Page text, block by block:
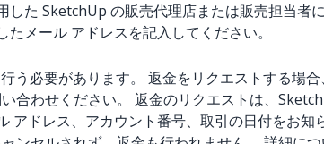
た SketchUp の販売代理店または販売担当者
メール アドレスを記入してください。
う必要があります。 返金をリクエストする場
合わせください。 返金のリクエストは、
ドレス、アカウント番号、取引の日付をお知